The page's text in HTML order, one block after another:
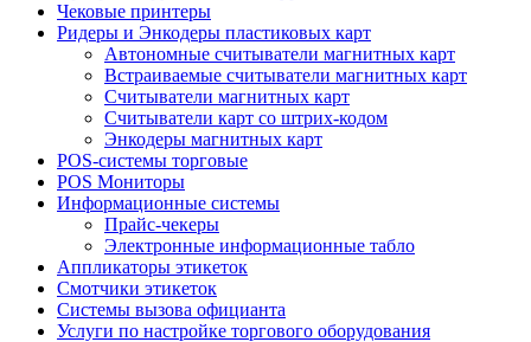
Чековые принтеры
Ридеры и Энкодеры пластиковых карт
Автономные считыватели магнитных карт
Встраиваемые считыватели магнитных карт
Считыватели магнитных карт
Считыватели карт со штрих-кодом
Энкодеры магнитных карт
POS-системы торговые
POS Мониторы
Информационные системы
Прайс-чекеры
Электронные информационные табло
Аппликаторы этикеток
Смотчики этикеток
Системы вызова официанта
Услуги по настройке торгового оборудования